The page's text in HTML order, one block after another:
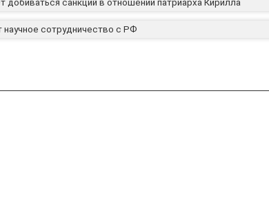
добиваться санкций в отношении патриарха Кирилла
сотрудничество с РФ